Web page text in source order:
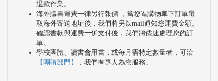
退款作業。
海外購書運費一律另行報價 ，當您進購物車下訂單選
取海外寄送地址後，我們將另以mail通知您運費金額。
確認書款與運費一併支付後，我們將儘速處理您的訂
單。
學校團體、讀書會用書，或每月需特定數量者，可洽
【團購部門】
，我們有專人為您服務。